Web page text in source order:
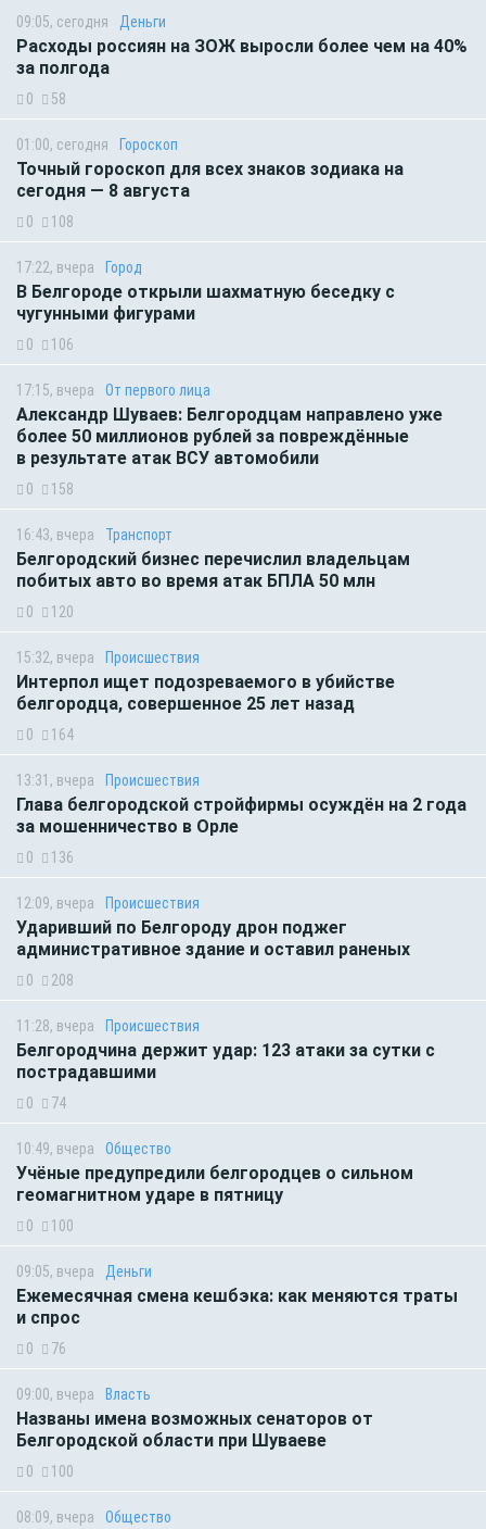
09:05, сегодня Деньги
Расходы россиян на ЗОЖ выросли более чем на 40%
за полгода
0 58
01:00, сегодня Гороскоп
Точный гороскоп для всех знаков зодиака на
сегодня — 8 августа
0 108
17:22, вчера Город
В Белгороде открыли шахматную беседку с
чугунными фигурами
0 106
17:15, вчера От первого лица
Александр Шуваев: Белгородцам направлено уже
более 50 миллионов рублей за повреждённые
в результате атак ВСУ автомобили
0 158
16:43, вчера Транспорт
Белгородский бизнес перечислил владельцам
побитых авто во время атак БПЛА 50 млн
0 120
15:32, вчера Происшествия
Интерпол ищет подозреваемого в убийстве
белгородца, совершенное 25 лет назад
0 164
13:31, вчера Происшествия
Глава белгородской стройфирмы осуждён на 2 года
за мошенничество в Орле
0 136
12:09, вчера Происшествия
Ударивший по Белгороду дрон поджег
административное здание и оставил раненых
0 208
11:28, вчера Происшествия
Белгородчина держит удар: 123 атаки за сутки с
пострадавшими
0 74
10:49, вчера Общество
Учёные предупредили белгородцев о сильном
геомагнитном ударе в пятницу
0 100
09:05, вчера Деньги
Ежемесячная смена кешбэка: как меняются траты
и спрос
0 76
09:00, вчера Власть
Названы имена возможных сенаторов от
Белгородской области при Шуваеве
0 100
08:09, вчера Общество